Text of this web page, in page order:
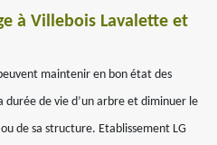
à Villebois Lavalette et
maintenir en bon état des
de vie d’un arbre et diminuer le
de sa structure. Etablissement LG